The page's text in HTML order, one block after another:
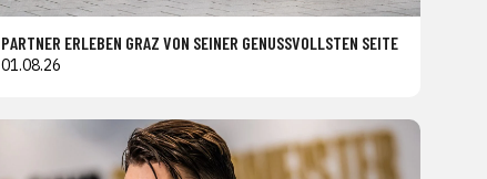
PARTNER ERLEBEN GRAZ VON SEINER GENUSSVOLLSTEN SEITE
01.08.26